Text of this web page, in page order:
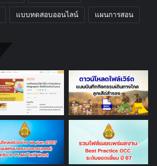
แบบทดสอบออนไลน์ แผนการสอน